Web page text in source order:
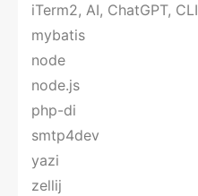
iTerm2, AI, ChatGPT, CLI
mybatis
node
node.js
php-di
smtp4dev
yazi
zellij